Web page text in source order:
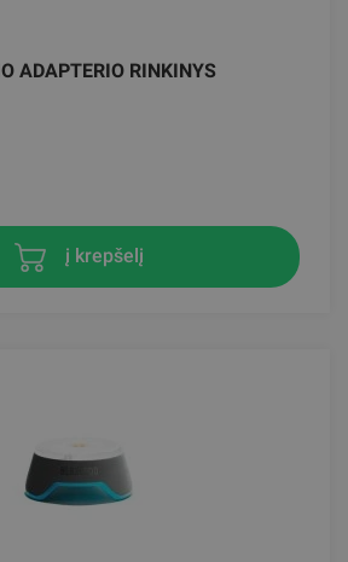
ADAPTERIO RINKINYS
į krepšelį